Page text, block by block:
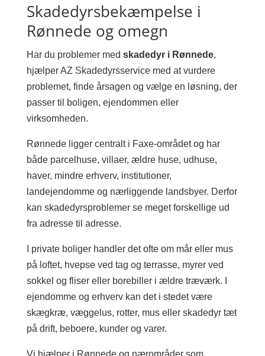
Skadedyrsbekæmpelse i
Rønnede og omegn
Har du problemer med skadedyr i Rønnede,
hjælper AZ Skadedyrsservice med at vurdere
problemet, finde årsagen og vælge en løsning, der
passer til boligen, ejendommen eller
virksomheden.
Rønnede ligger centralt i Faxe-området og har
både parcelhuse, villaer, ældre huse, udhuse,
haver, mindre erhverv, institutioner,
landejendomme og nærliggende landsbyer. Derfor
kan skadedyrsproblemer se meget forskellige ud
fra adresse til adresse.
I private boliger handler det ofte om mår eller mus
på loftet, hvepse ved tag og terrasse, myrer ved
sokkel og fliser eller borebiller i ældre træværk. I
ejendomme og erhverv kan det i stedet være
skægkræ, væggelus, rotter, mus eller skadedyr tæt
på drift, beboere, kunder og varer.
Vi hjælper i Rønnede og nærområder som